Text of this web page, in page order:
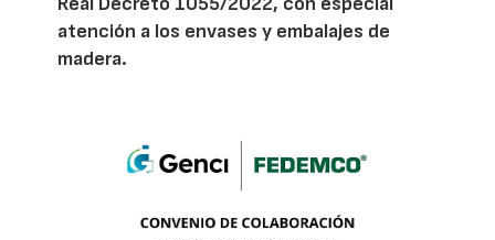
atención a los envases y embalajes de
madera.